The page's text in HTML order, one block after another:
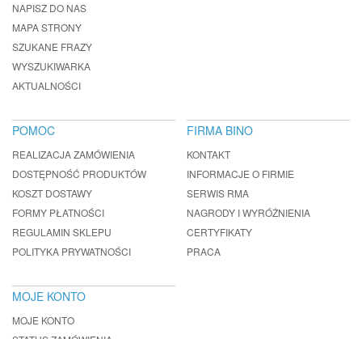
NAPISZ DO NAS
MAPA STRONY
SZUKANE FRAZY
WYSZUKIWARKA
AKTUALNOŚCI
POMOC
REALIZACJA ZAMÓWIENIA
DOSTĘPNOŚĆ PRODUKTÓW
KOSZT DOSTAWY
FORMY PŁATNOŚCI
REGULAMIN SKLEPU
POLITYKA PRYWATNOŚCI
FIRMA BINO
KONTAKT
INFORMACJE O FIRMIE
SERWIS RMA
NAGRODY I WYRÓŻNIENIA
CERTYFIKATY
PRACA
MOJE KONTO
MOJE KONTO